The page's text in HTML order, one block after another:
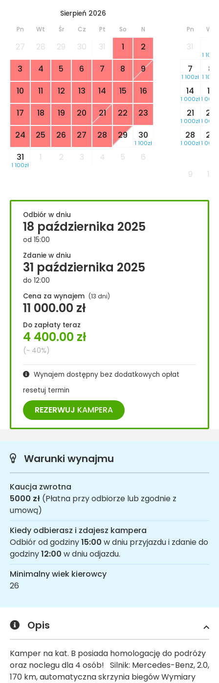
Sierpień 2026
Pn Wt Śr Cz Pt So N
27 28 29 30 31 1
2
3
4 5 6 7 8
9
10
11 12 13 14 15
16
17
18 19 20 21 22
23
24
25 26 27 28 29 30
1 100zł
31
1 100zł
1 2 3 4 5 6
Pn Wt
31
1 100zł
7
1 100zł
8
1 100zł
14
1 000zł
15
1
21
1 000zł
22
1
28
1 000zł
29
1
9 10
Odbiór w dniu
18 października 2025
od 15:00
Zdanie w dniu
31 października 2025
do 12:00
Cena za wynajem (13 dni)
11 000.00 zł
Do zapłaty teraz
4 400.00 zł
(~ 40%)
Wynajem dostępny bez dodatkowych opłat
resetuj termin
REZERWUJ KAMPERA
Warunki wynajmu
Kaucja zwrotna
5000 zł (Płatna przy odbiorze lub zgodnie z
umową)
Kiedy odbierasz i zdajesz kampera
Odbiór od godziny15:00 w dniu przyjazdu i zdanie do
godziny12:00 w dniu odjazdu.
Minimalny wiek kierowcy
26
Opis
Kamper na kat. B posiada homologację do podróży
oraz noclegu dla 4 osób! Silnik: Mercedes-Benz, 2.0,
170 km, automatyczna skrzynia biegów Wymiary